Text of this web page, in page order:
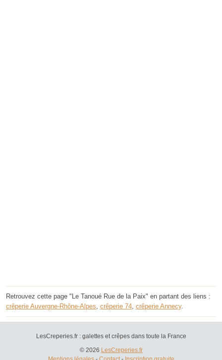
Retrouvez cette page "Le Tanoué Rue de la Paix" en partant des liens :
crêperie Auvergne-Rhône-Alpes crêperie 74 crêperie Annecy.
LesCreperies.fr : galettes et crêpes dans toute la France
© 2026 LesCreperies.fr